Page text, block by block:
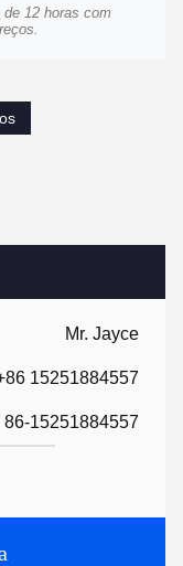
Mr. Jayce
15251884557
86-15251884557
12 horas com